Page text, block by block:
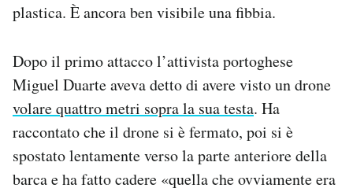
plastica. È ancora ben visibile una fibbia.
Dopo il primo attacco l’attivista portoghese
Miguel Duarte aveva detto di avere visto un drone
volare quattro metri sopra la sua testa. Ha
raccontato che il drone si è fermato, poi si è
spostato lentamente verso la parte anteriore della
barca e ha fatto cadere «quella che ovviamente era